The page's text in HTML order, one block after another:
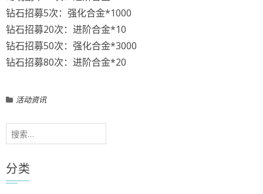
钻石招募5次：强化合金*1000
钻石招募20次：进阶合金*10
钻石招募50次：强化合金*3000
钻石招募80次：进阶合金*20
活动资讯
搜
索：
分类